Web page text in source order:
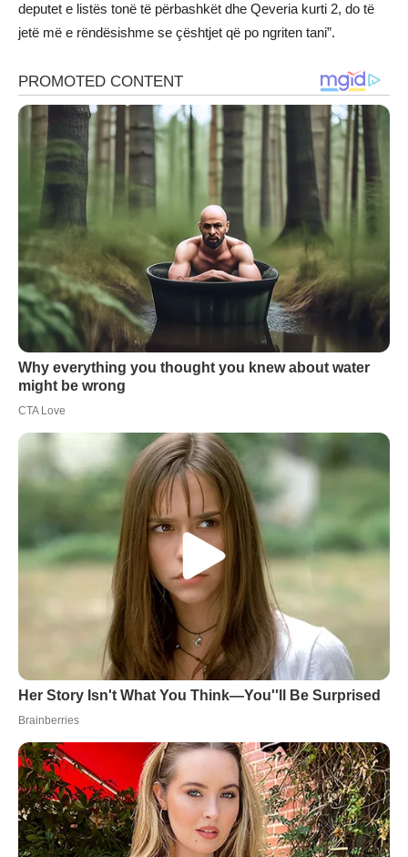
deputet e listës tonë të përbashkët dhe Qeveria kurti 2, do të
jetë më e rëndësishme se çështjet që po ngriten tani”.